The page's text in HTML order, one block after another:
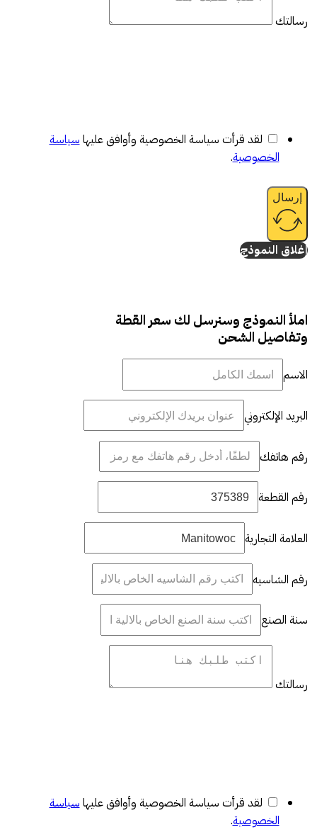
رسالتك
لقد قرأت سياسة الخصوصية وأوافق عليها سياسة
الخصوصية.
إرسال
إغلاق النموذج
املأ النموذج وسنرسل لك سعر القطة
وتفاصيل الشحن
الاسم
البريد الإلكتروني
رقم هاتفك
رقم القطعة
العلامة التجارية
رقم الشاسيه
سنة الصنع
رسالتك
لقد قرأت سياسة الخصوصية وأوافق عليها سياسة
الخصوصية.